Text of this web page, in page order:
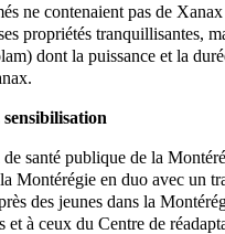
ne contenaient pas de
propriétés tranquillisantes,
dont la puissance et la
santé publique de la
Montérégie en duo avec un
des jeunes dans la
et à ceux du Centre de